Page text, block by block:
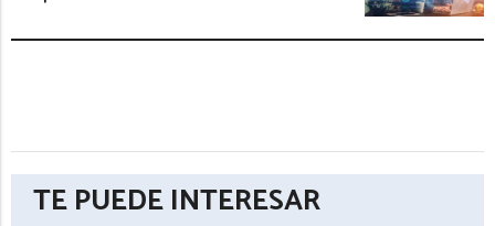
TE PUEDE INTERESAR